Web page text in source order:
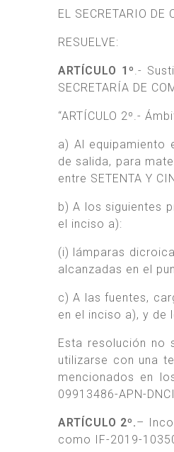
EL SECRETARIO DE
RESUELVE:
ARTÍCULO 1º.-
SECRETARÍA DE
“ARTÍCULO 2º.-
a) Al equipamiento
de salida, para
entre SETENTA Y
b) A los siguientes
el inciso a):
(i) lámparas
alcanzadas en el
c) A las fuentes,
en el inciso a), y de
Esta resolución no
utilizarse con una
mencionados en
09913486-APN-
ARTÍCULO 2º.–
como IF-2019-